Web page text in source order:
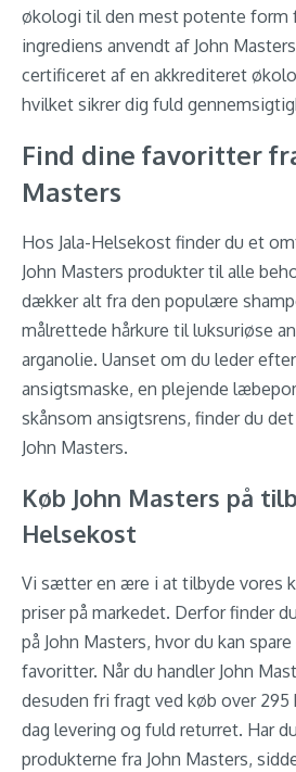
økologi til den mest potente form
ingrediens anvendt af John
certificeret af en akkrediteret
hvilket sikrer dig fuld
Find dine favoritter
Masters
Hos Jala-Helsekost finder du et
John Masters produkter til alle
dækker alt fra den populære
målrettede hårkure til luksuriøse
arganolie. Uanset om du leder
ansigtsmaske, en plejende
skånsom ansigtsrens, finder du
John Masters.
Køb John Masters på
Helsekost
Vi sætter en ære i at tilbyde vores
priser på markedet. Derfor finder
på John Masters, hvor du kan
favoritter. Når du handler John
desuden fri fragt ved køb over 295
dag levering og fuld returret. Har
produkterne fra John Masters,